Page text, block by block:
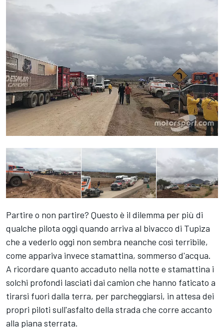
Partire o non partire? Questo è il dilemma per più di
qualche pilota oggi quando arriva al bivacco di Tupiza
che a vederlo oggi non sembra neanche così terribile,
come appariva invece stamattina, sommerso d'acqua.
A ricordare quanto accaduto nella notte e stamattina i
solchi profondi lasciati dai camion che hanno faticato a
tirarsi fuori dalla terra, per parcheggiarsi, in attesa dei
propri piloti sull'asfalto della strada che corre accanto
alla piana sterrata.